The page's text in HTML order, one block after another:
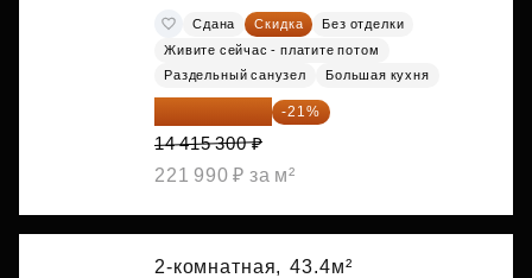
Сдана Скидка
Без отделки
Живите сейчас - платите потом
Раздельный санузел
Большая кухня
11 388 087 ₽ -21%
14 415 300 ₽
221 990 ₽ за м²
2-комнатная, 43.4м²